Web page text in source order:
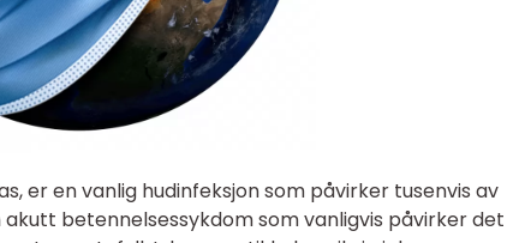
er en vanlig hudinfeksjon som påvirker tusenvis av
betennelsessykdom som vanligvis påvirker det